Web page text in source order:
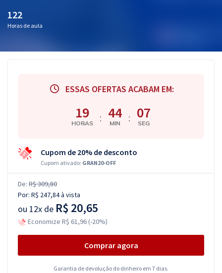
122
Horas de aula
ESSAS OFERTAS ACABAM EM:
19
HORAS : 44
MIN : 06
SEG
Cupom de 20% de desconto
Cupom ativado: GRAN20-OFF
De: R$ 309,80
Por: R$ 247,84à vista
ou 12x de R$ 20,65
Economize R$ 61,96 (-20%)
Comprar agora
Garantia de devolução do dinheiro em 7 dias.